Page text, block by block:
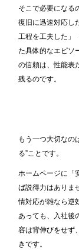
そこで必要になる
復旧に迅速対応し
工程を工夫した」
た具体的なエピソ
の信頼は、性能表
残るのです。
もう一つ大切なの
る”ことです。
ホームページに「
ば説得力はありま
情対応が雑なら逆
あっても、入社後
容は背伸びをせず
きです。